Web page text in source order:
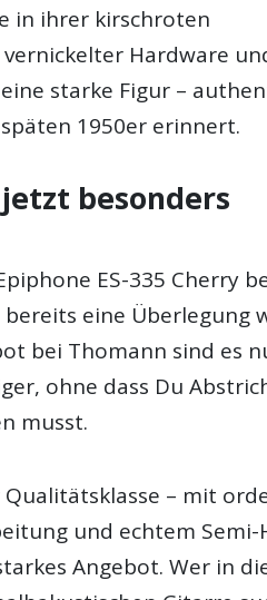
in ihrer kirschroten
Hardware
starke Figur –
1950er erinnert.
besonders
ES-335 Cherry
eine Überlegung
bei Thomann sind es
ohne dass Du
musst.
– mit
und echtem Semi-
Angebot. Wer in